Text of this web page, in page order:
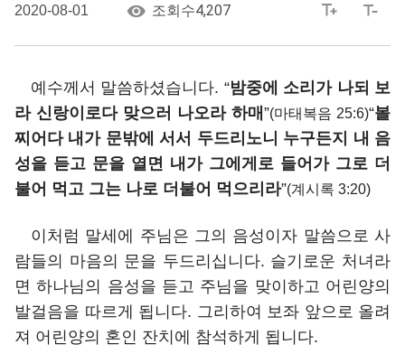
2020-08-01 조회수4,207
예수께서 말씀하셨습니다. “밤중에 소리가 나되 보
라 신랑이로다 맞으러 나오라 하매 ”(마태복음 25:6)“볼
찌어다 내가 문밖에 서서 두드리노니 누구든지 내 음
성을 듣고 문을 열면 내가 그에게로 들어가 그로 더
불어 먹고 그는 나로 더불어 먹으리라”(계시록 3:20)
이처럼 말세에 주님은 그의 음성이자 말씀으로 사
람들의 마음의 문을 두드리십니다. 슬기로운 처녀라
면 하나님의 음성을 듣고 주님을 맞이하고 어린양의
발걸음을 따르게 됩니다. 그리하여 보좌 앞으로 올려
져 어린양의 혼인 잔치에 참석하게 됩니다.